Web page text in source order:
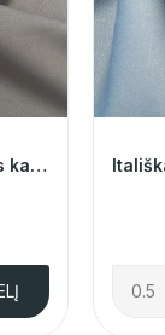
Itališka, aukštos kokybes kakava su pienu...